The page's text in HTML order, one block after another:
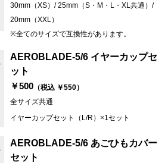
30mm（XS）/ 25mm（S・M・L・XL共通）/
20mm（XXL）
※全てのサイズで互換性があります。
AEROBLADE-5/6 イヤーカップセ
ット
￥500 （税込 ￥550）
全サイズ共通
イヤーカップセット（L/R）×1セット
AEROBLADE-5/6 あごひもカバー
セット